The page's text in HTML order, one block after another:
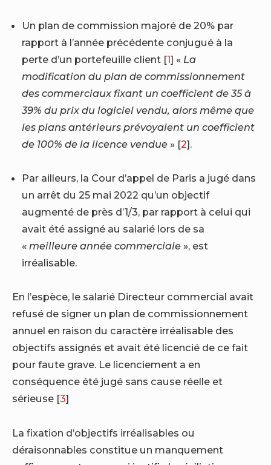
Un plan de commission majoré de 20% par
rapport à l’année précédente conjugué à la
perte d’un portefeuille client [1] « La
modification du plan de commissionnement
des commerciaux fixant un coefficient de 35 à
39% du prix du logiciel vendu, alors même que
les plans antérieurs prévoyaient un coefficient
de 100% de la licence vendue » [2].
Par ailleurs, la Cour d’appel de Paris a jugé dans
un arrêt du 25 mai 2022 qu’un objectif
augmenté de près d’1/3, par rapport à celui qui
avait été assigné au salarié lors de sa
«meilleure année commerciale », est
irréalisable.
En l’espèce, le salarié Directeur commercial avait
refusé de signer un plan de commissionnement
annuel en raison du caractère irréalisable des
objectifs assignés et avait été licencié de ce fait
pour faute grave. Le licenciement a en
conséquence été jugé sans cause réelle et
sérieuse [3]
La fixation d’objectifs irréalisables ou
déraisonnables constitue un manquement